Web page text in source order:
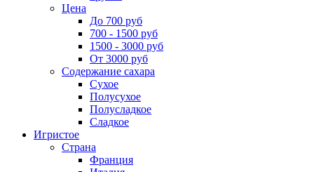
Цена
До 700 руб
700 - 1500 руб
1500 - 3000 руб
От 3000 руб
Содержание сахара
Сухое
Полусухое
Полусладкое
Сладкое
Игристое
Страна
Франция